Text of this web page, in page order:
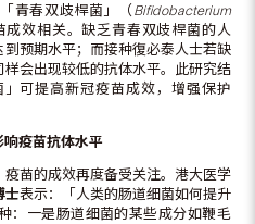
青春双歧桿菌」（Bifidobacterium
效相关。缺乏青春双歧桿菌的人
预期水平；而接种復必泰人士若缺
会出现较低的抗体水平。此研究结
可提高新冠疫苗成效，增强保护
疫苗抗体水平
苗的成效再度备受关注。港大医学
士表示：「人类的肠道细菌如何提升
：一是肠道细菌的某些成分如鞭毛